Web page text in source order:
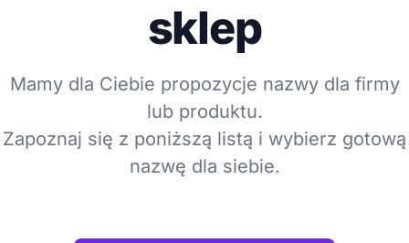
sklep
Mamy dla Ciebie propozycje nazwy dla firmy
lub produktu.
Zapoznaj się z poniższą listą i wybierz gotową
nazwę dla siebie.